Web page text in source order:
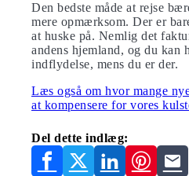
Den bedste måde at rejse
mere opmærksom. Der er
at huske på. Nemlig det
andens hjemland, og du kan
indflydelse, mens du er der.
Læs også om hvor mange
at kompensere for vores
Del dette indlæg: